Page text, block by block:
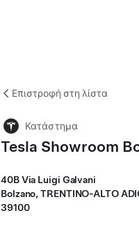
Επιστροφή στη λίστα
Κατάστημα
Tesla Showroom
40B Via Luigi Galvani
Bolzano, TRENTINO-ALTO
39100